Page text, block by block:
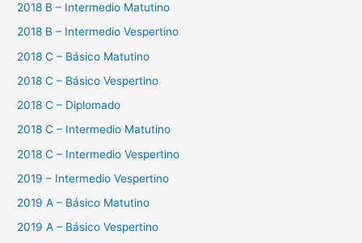
2018 B – Intermedio Matutino
2018 B – Intermedio Vespertino
2018 C – Básico Matutino
2018 C – Básico Vespertino
2018 C – Diplomado
2018 C – Intermedio Matutino
2018 C – Intermedio Vespertino
2019 – Intermedio Vespertino
2019 A – Básico Matutino
2019 A – Básico Vespertino